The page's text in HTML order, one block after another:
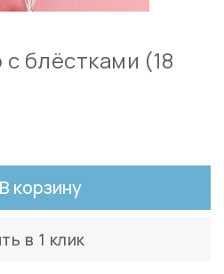
блёстками (18
В корзину
в 1 клик